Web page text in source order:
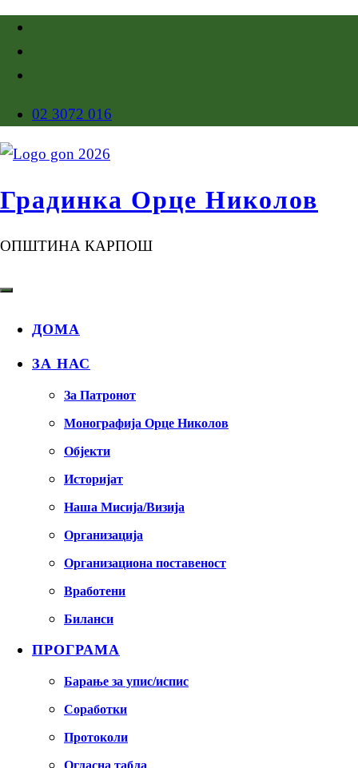
02 3072 016
Градинка Орце Николов
ОПШТИНА КАРПОШ
ДОМА
ЗА НАС
За Патронот
Монографија Орце Николов
Објекти
Историјат
Наша Мисија/Визија
Организација
Организациона поставеност
Вработени
Биланси
ПРОГРАМА
Барање за упис/испис
Соработки
Протоколи
Огласна табла